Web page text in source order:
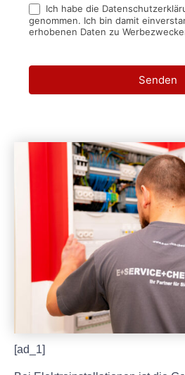
Ich habe die
genommen. Ich bin damit
erhobenen Daten zu
Senden
[ad_1]